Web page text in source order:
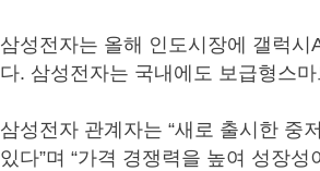
삼성전자는 올해 인도시장에 갤럭
다. 삼성전자는 국내에도 보급형스
삼성전자 관계자는 “새로 출시한 중
있다”며 “가격 경쟁력을 높여 성장